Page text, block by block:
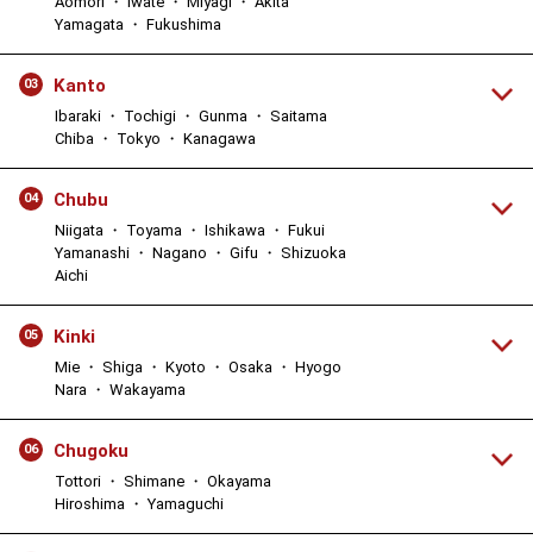
Yamagata ・ Fukushima
03 Kanto
Ibaraki ・ Tochigi ・ Gunma ・ Saitama
Chiba ・ Tokyo ・ Kanagawa
04 Chubu
Niigata ・ Toyama ・ Ishikawa ・ Fukui
Yamanashi ・ Nagano ・ Gifu ・ Shizuoka
Aichi
05 Kinki
Mie ・ Shiga ・ Kyoto ・ Osaka ・ Hyogo
Nara ・ Wakayama
06 Chugoku
Tottori ・ Shimane ・ Okayama
Hiroshima ・ Yamaguchi